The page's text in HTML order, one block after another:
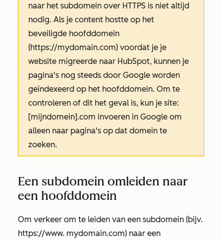
naar het subdomein over HTTPS is niet altijd
nodig. Als je content hostte op het
beveiligde hoofddomein
(https://mydomain.com) voordat je je
website migreerde naar HubSpot, kunnen je
pagina's nog steeds door Google worden
geïndexeerd op het hoofddomein. Om te
controleren of dit het geval is, kun je site:
[mijndomein].com invoeren in Google om
alleen naar pagina's op dat domein te
zoeken.
Een subdomein omleiden naar
een hoofddomein
Om verkeer om te leiden van een subdomein (bijv.
https://www. mydomain.com) naar een